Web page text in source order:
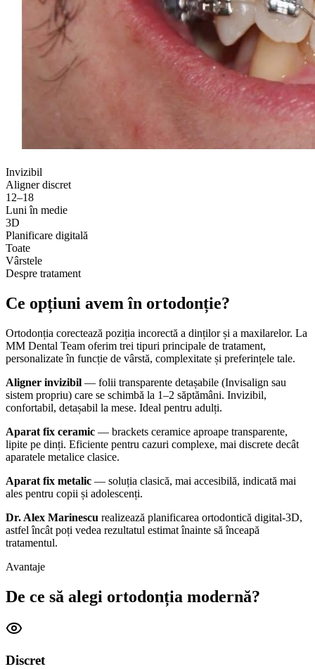
Invizibil
Aligner discret
12–18
Luni în medie
3D
Planificare digitală
Toate
Vârstele
Despre tratament
Ce opțiuni avem în ortodonție?
Ortodonția corectează poziția incorectă a dinților și a maxilarelor. La
MM Dental Team oferim trei tipuri principale de tratament,
personalizate în funcție de vârstă, complexitate și preferințele tale.
Aligner invizibil — folii transparente detașabile (Invisalign sau
sistem propriu) care se schimbă la 1–2 săptămâni. Invizibil,
confortabil, detașabil la mese. Ideal pentru adulți.
Aparat fix ceramic — brackets ceramice aproape transparente,
lipite pe dinți. Eficiente pentru cazuri complexe, mai discrete decât
aparatele metalice clasice.
Aparat fix metalic — soluția clasică, mai accesibilă, indicată mai
ales pentru copii și adolescenți.
Dr. Alex Marinescu realizează planificarea ortodontică digital-3D,
astfel încât poți vedea rezultatul estimat înainte să înceapă
tratamentul.
Avantaje
De ce să alegi ortodonția modernă?
Discret